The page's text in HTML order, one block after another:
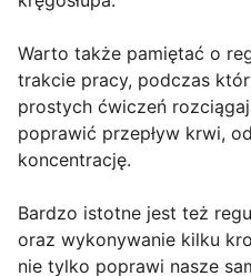
Warto także pamiętać o
trakcie pracy, podczas
prostych ćwiczeń
poprawić przepływ krwi,
koncentrację.
Bardzo istotne jest też
oraz wykonywanie kilku
nie tylko poprawi nasze